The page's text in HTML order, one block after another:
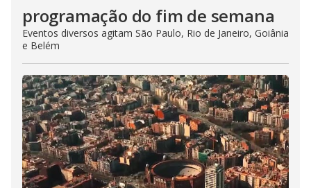
programação do fim de semana
Eventos diversos agitam São Paulo, Rio de Janeiro, Goiânia
e Belém